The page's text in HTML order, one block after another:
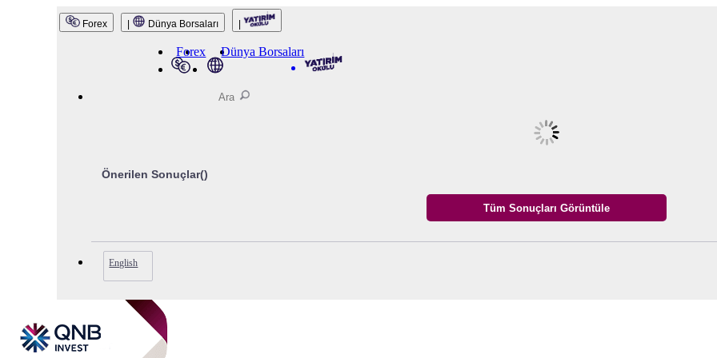
QNB Invest
Forex Dünya Borsaları
Forex Dünya Borsaları
Önerilen Sonuçlar()
English